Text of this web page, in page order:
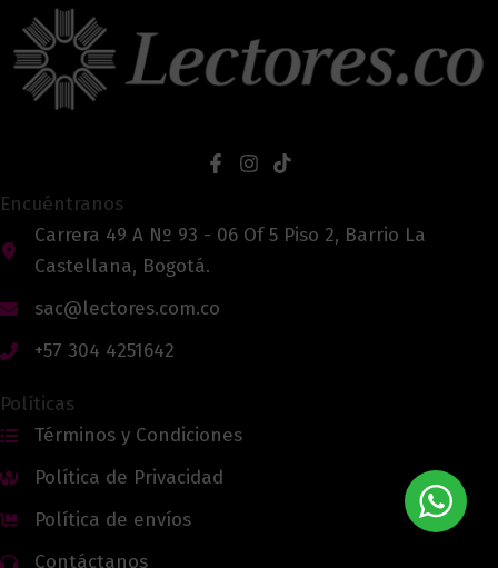
Encuéntranos
Carrera 49 A Nº 93 - 06 Of 5 Piso 2, Barrio La
Castellana, Bogotá.
sac@lectores.com.co
+57 304 4251642
Políticas
Términos y Condiciones
Política de Privacidad
Política de envíos
Contáctanos